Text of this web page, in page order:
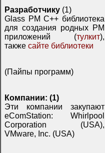
Разработчику (1)
Glass PM C++ библиотека
для создания родных PM
приложений (тулкит),
также сайте библиотеки
(Пайпы программ)
Компании: (1)
Эти компании закупают
eComStation: Whirlpool
Corporation (USA),
VMware, Inc. (USA)